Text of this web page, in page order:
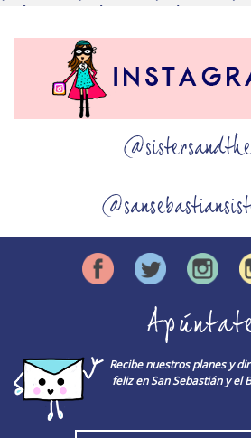
Recibe nuestros planes y
feliz en San Sebastián y el